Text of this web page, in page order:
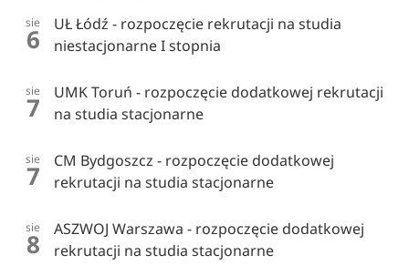
sie
6
UŁ Łódź - rozpoczęcie rekrutacji na studia
niestacjonarne I stopnia
sie
7
UMK Toruń - rozpoczęcie dodatkowej rekrutacji
na studia stacjonarne
sie
7
CM Bydgoszcz - rozpoczęcie dodatkowej
rekrutacji na studia stacjonarne
sie
8
ASZWOJ Warszawa - rozpoczęcie dodatkowej
rekrutacji na studia stacjonarne